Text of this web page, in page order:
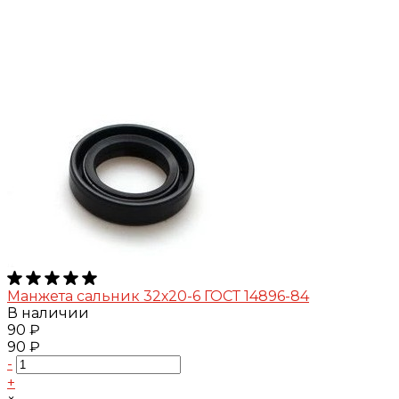
Манжета сальник 32х20-6 ГОСТ 14896-84
В наличии
90 ₽
90 ₽
-
+